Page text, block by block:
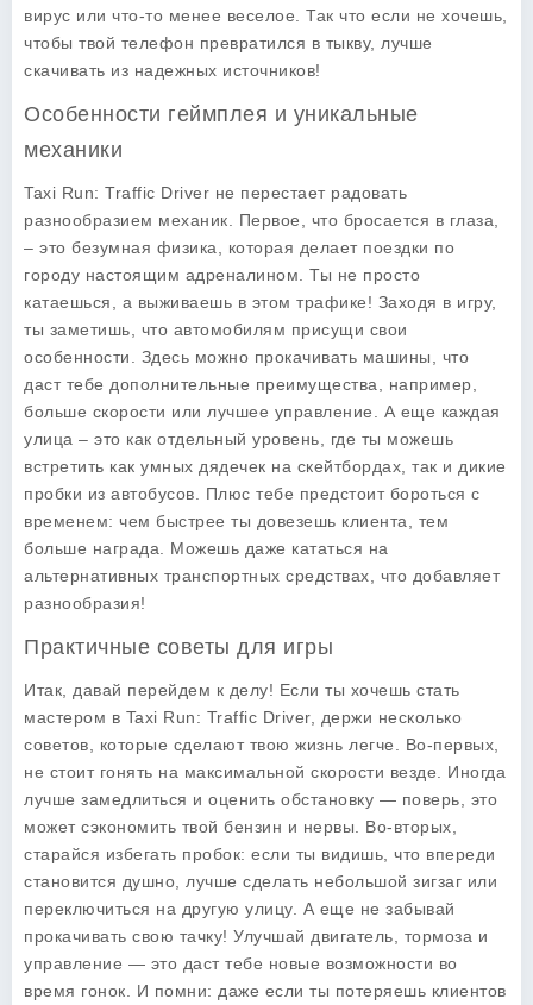
вирус или что-то менее веселое. Так что если не хочешь,
чтобы твой телефон превратился в тыкву, лучше
скачивать из надежных источников!
Особенности геймплея и уникальные
механики
Taxi Run: Traffic Driver не перестает радовать
разнообразием механик. Первое, что бросается в глаза,
– это безумная физика, которая делает поездки по
городу настоящим адреналином. Ты не просто
катаешься, а выживаешь в этом трафике! Заходя в игру,
ты заметишь, что автомобилям присущи свои
особенности. Здесь можно прокачивать машины, что
даст тебе дополнительные преимущества, например,
больше скорости или лучшее управление. А еще каждая
улица – это как отдельный уровень, где ты можешь
встретить как умных дядечек на скейтбордах, так и дикие
пробки из автобусов. Плюс тебе предстоит бороться с
временем: чем быстрее ты довезешь клиента, тем
больше награда. Можешь даже кататься на
альтернативных транспортных средствах, что добавляет
разнообразия!
Практичные советы для игры
Итак, давай перейдем к делу! Если ты хочешь стать
мастером в Taxi Run: Traffic Driver, держи несколько
советов, которые сделают твою жизнь легче. Во-первых,
не стоит гонять на максимальной скорости везде. Иногда
лучше замедлиться и оценить обстановку — поверь, это
может сэкономить твой бензин и нервы. Во-вторых,
старайся избегать пробок: если ты видишь, что впереди
становится душно, лучше сделать небольшой зигзаг или
переключиться на другую улицу. А еще не забывай
прокачивать свою тачку! Улучшай двигатель, тормоза и
управление — это даст тебе новые возможности во
время гонок. И помни: даже если ты потеряешь клиентов